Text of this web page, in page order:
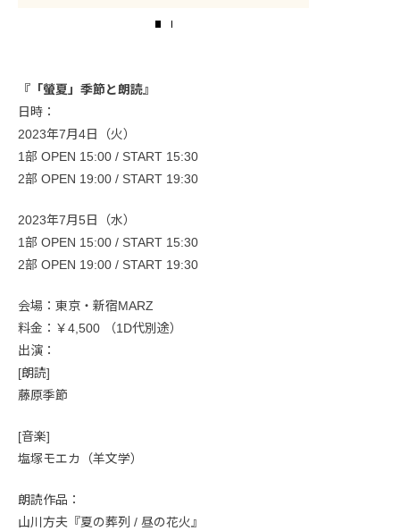
『「螢夏」季節と朗読』
日時：
2023年7月4日（火）
1部 OPEN 15:00 / START 15:30
2部 OPEN 19:00 / START 19:30
2023年7月5日（水）
1部 OPEN 15:00 / START 15:30
2部 OPEN 19:00 / START 19:30
会場：東京・新宿MARZ
料金：￥4,500 （1D代別途）
出演：
[朗読]
藤原季節
[音楽]
塩塚モエカ（羊文学）
朗読作品：
山川方夫『夏の葬列 / 昼の花火』